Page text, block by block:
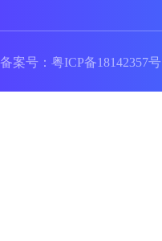
备案号： 粤ICP备18142357号